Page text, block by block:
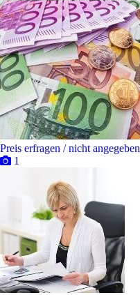
Preis erfragen / nicht angegeben
1